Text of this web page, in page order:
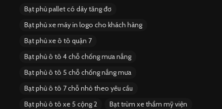
Bạt phủ pallet có dây tăng đơ
Bạt phủ xe máy in logo cho khách hàng
Bạt phủ xe ô tô quận 7
Bạt phủ ô tô 4 chỗ chống mưa nắng
Bạt phủ ô tô 5 chỗ chống nắng mưa
Bạt phủ ô tô 7 chỗ nhỏ theo yêu cầu
Bạt phủ ô tô xe 5 cộng 2
Bạt trùm xe thẩm mỹ viện